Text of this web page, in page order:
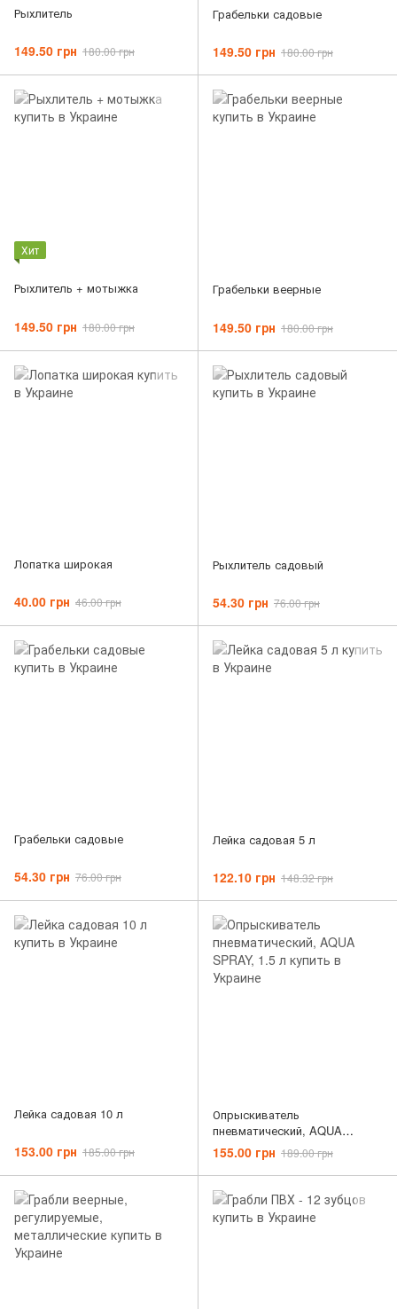
Рыхлитель
149.50 грн 180.00 грн
Грабельки садовые
149.50 грн 180.00 грн
Хит
Рыхлитель + мотыжка
149.50 грн 180.00 грн
Грабельки веерные
149.50 грн 180.00 грн
Лопатка широкая
40.00 грн 46.00 грн
Рыхлитель садовый
54.30 грн 76.00 грн
Грабельки садовые
54.30 грн 76.00 грн
Лейка садовая 5 л
122.10 грн 148.32 грн
Лейка садовая 10 л
153.00 грн 185.00 грн
Опрыскиватель
пневматический, AQUA
SPRAY, 1.5 л
155.00 грн 189.00 грн